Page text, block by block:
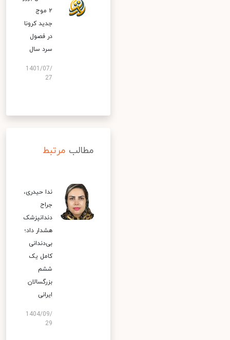
۲ موج
جدید کرونا
در فصول
سرد سال
1401/07/
27
مطالب مرتبط
ندا حیدری،
جراح
دندانپزشک
هشدار داد؛
بی‌دندانی
کامل یک
ششم
بزرگسالان
ایرانی
1404/09/
29